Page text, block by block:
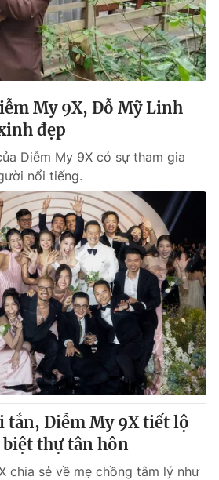
Podcast
Infographic
Shorts video
VTV Thể thao
Bất động sản
Tấm lòng Việt
Vươn mình bằng AI
VTV8
My 9X, Đỗ Mỹ Linh
đẹp
Diễm My 9X có sự tham gia
nổi tiếng.
tắn, Diễm My 9X tiết lộ
biệt thự tân hôn
chia sẻ về mẹ chồng tâm lý như